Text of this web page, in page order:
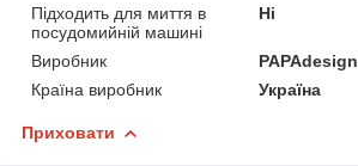
Підходить для миття в
посудомийній машині
Ні
Виробник
PAPAdesign
Країна виробник
Україна
Приховати